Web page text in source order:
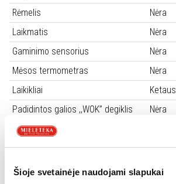
Šioje svetainėje naudojami slapukai
Rėmelis
Nėra
Laikmatis
Nėra
Gaminimo sensorius
Nėra
Mėsos termometras
Nėra
Laikikliai
Ketaus
Padidintos galios ,,WOK” degiklis
Nėra
Apsauga nuo dujų nuotekio
Suskystintų dujų purkštukai
Yra
Pauzės funkcija
Nėra